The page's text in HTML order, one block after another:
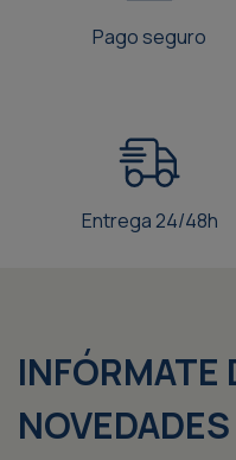
Pago seguro
Entrega 24/48h
INFÓRMATE
NOVEDADES